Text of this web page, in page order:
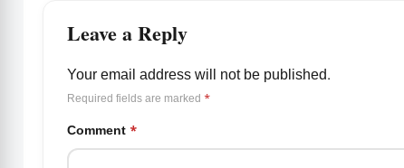
Leave a Reply
Your email address will not be published.
Required fields are marked *
Comment *